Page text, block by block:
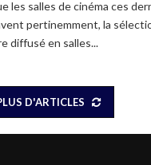
les salles de cinéma ces
pertinemment, la
diffusé en salles...
D'ARTICLES